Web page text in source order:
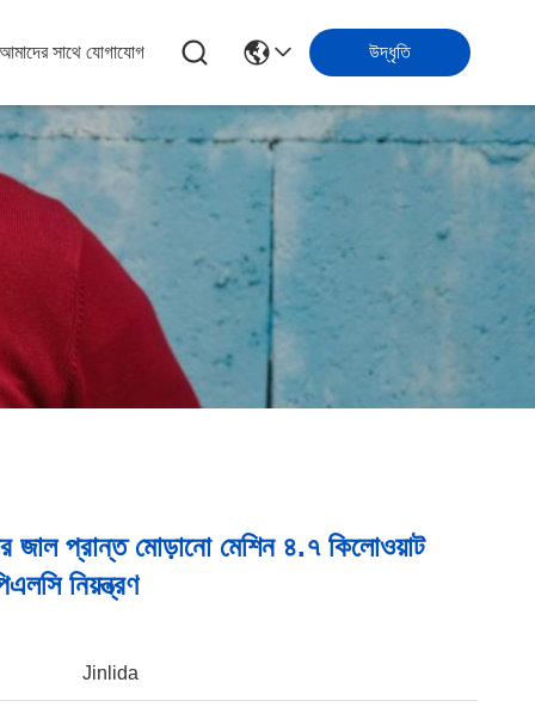
আমাদের সাথে যোগাযোগ উদ্ধৃতি
জাল প্রান্ত মোড়ানো মেশিন ৪.৭ কিলোওয়াট
নিয়ন্ত্রণ
Jinlida